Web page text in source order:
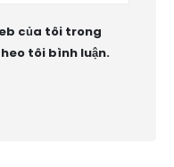
của tôi trong
tôi bình luận.